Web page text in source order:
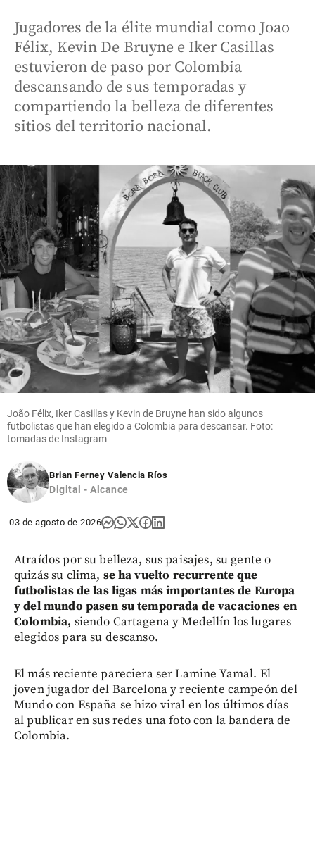
Jugadores de la élite mundial como Joao
Félix, Kevin De Bruyne e Iker Casillas
estuvieron de paso por Colombia
descansando de sus temporadas y
compartiendo la belleza de diferentes
sitios del territorio nacional.
João Félix, Iker Casillas y Kevin de Bruyne han sido algunos
futbolistas que han elegido a Colombia para descansar. Foto:
tomadas de Instagram
Brian Ferney Valencia Ríos
Digital - Alcance
03 de agosto de 2026
Atraídos por su belleza, sus paisajes, su gente o
quizás su clima, se ha vuelto recurrente que
futbolistas de las ligas más importantes de Europa
y del mundo pasen su temporada de vacaciones en
Colombia, siendo Cartagena y Medellín los lugares
elegidos para su descanso.
El más reciente pareciera ser Lamine Yamal. El
joven jugador del Barcelona y reciente campeón del
Mundo con España se hizo viral en los últimos días
al publicar en sus redes una foto con la bandera de
Colombia.